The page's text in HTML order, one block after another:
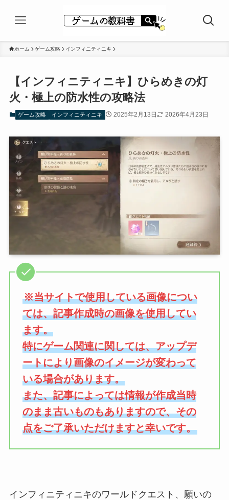
ホーム ゲーム攻略 インフィニティニキ
【インフィニティニキ】ひらめきの灯
火・極上の防水性の攻略法
ゲーム攻略 インフィニティニキ 2025年2月13日 2026年4月23日
※当サイトで使用している画像につい
ては、記事作成時の画像を使用してい
ます。
特にゲーム関連に関しては、アップデ
ートにより画像のイメージが変わって
いる場合があります。
また、記事によっては情報が作成当時
のまま古いものもありますので、その
点をご了承いただけますと幸いです。
インフィニティニキのワールドクエスト、願いの